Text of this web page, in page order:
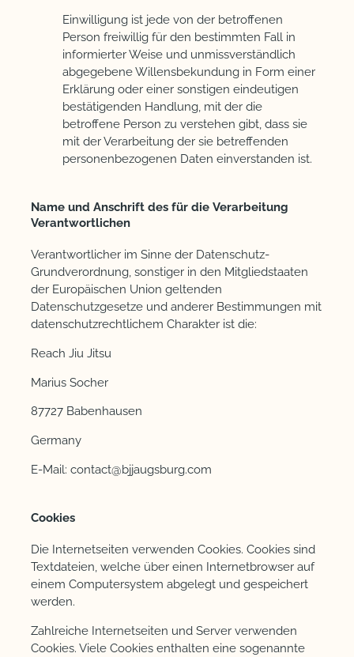
Einwilligung ist jede von der betroffenen
Person freiwillig für den bestimmten Fall in
informierter Weise und unmissverständlich
abgegebene Willensbekundung in Form einer
Erklärung oder einer sonstigen eindeutigen
bestätigenden Handlung, mit der die
betroffene Person zu verstehen gibt, dass sie
mit der Verarbeitung der sie betreffenden
personenbezogenen Daten einverstanden ist.
Name und Anschrift des für die Verarbeitung
Verantwortlichen
Verantwortlicher im Sinne der Datenschutz-
Grundverordnung, sonstiger in den Mitgliedstaaten
der Europäischen Union geltenden
Datenschutzgesetze und anderer Bestimmungen mit
datenschutzrechtlichem Charakter ist die:
Reach Jiu Jitsu
Marius Socher
87727 Babenhausen
Germany
E-Mail:contact@bjjaugsburg.com
Cookies
Die Internetseiten verwenden Cookies. Cookies sind
Textdateien, welche über einen Internetbrowser auf
einem Computersystem abgelegt und gespeichert
werden.
Zahlreiche Internetseiten und Server verwenden
Cookies. Viele Cookies enthalten eine sogenannte